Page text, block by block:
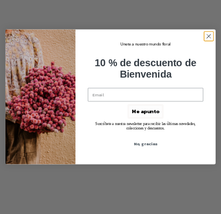
Unete a nuestro mundo floral
10 % de descuento de
Bienvenida
Me apunto
Suscríbete a nuestra newsletter para recibir las últimas novedades,
colecciones y descuentos.
No, gracias